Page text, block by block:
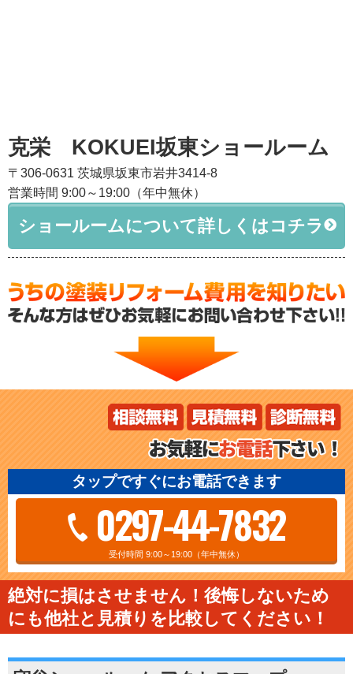
克栄 KOKUEI坂東ショールーム
〒306-0631 茨城県坂東市岩井3414-8
営業時間 9:00～19:00（年中無休）
ショールームについて詳しくはコチラ
タップですぐにお電話できます
0297-44-7832
受付時間 9:00～19:00（年中無休）
絶対に損はさせません！後悔しないため
にも他社と見積りを比較してください！